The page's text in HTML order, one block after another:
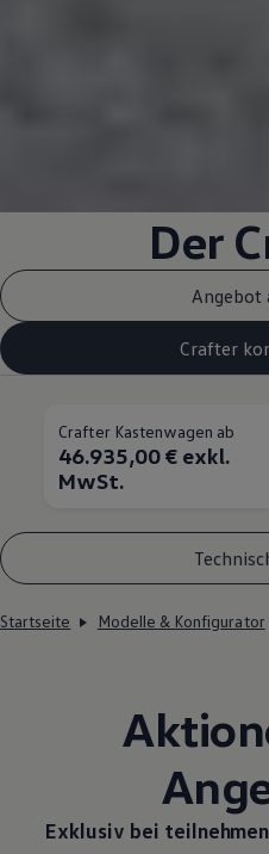
Der
Angebot
Crafter
Crafter Kastenwagen ab
46.935,00 € exkl.
MwSt.
Startseite Modelle & Konfigurator
Exklusiv bei